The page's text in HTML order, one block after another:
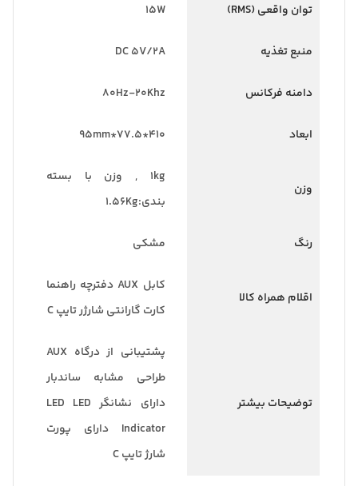
توان واقعی (RMS) 15W
منبع تغذیه DC 5V/2A
دامنه فرکانس 80Hz-20Khz
ابعاد 410*77.5*95mm
وزن
1kg , وزن با بسته
بندی:1.56Kg
رنگ مشکی
اقلام همراه کالا
کابل AUX دفترچه راهنما
کارت گارانتی شارژر تایپ C
توضیحات بیشتر
پشتیبانی از درگاه AUX
طراحی مشابه ساندبار
دارای نشانگر LED LED
Indicator دارای پورت
شارژ تایپ C